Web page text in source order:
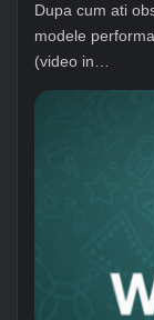
Dupa cum ati
modele
(video in…